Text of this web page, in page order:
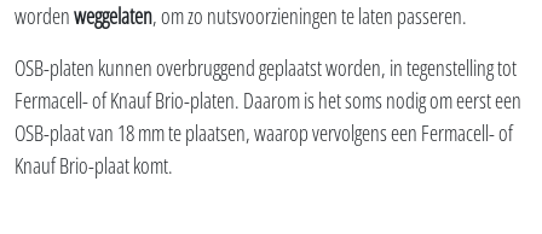
wordenweggelaten, om zo nutsvoorzieningen te laten passeren.
OSB-platen kunnen overbruggend geplaatst worden, in tegenstelling tot
Fermacell- of Knauf Brio-platen. Daarom is het soms nodig om eerst een
OSB-plaat van 18 mm te plaatsen, waarop vervolgens een Fermacell- of
Knauf Brio-plaat komt.